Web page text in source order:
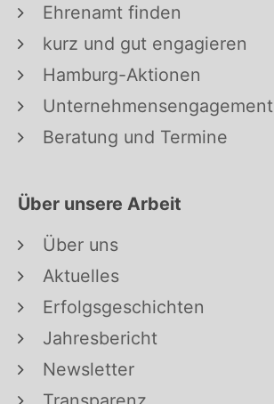
Ehrenamt finden
kurz und gut engagieren
Hamburg-Aktionen
Unternehmensengagement
Beratung und Termine
Über unsere Arbeit
Über uns
Aktuelles
Erfolgsgeschichten
Jahresbericht
Newsletter